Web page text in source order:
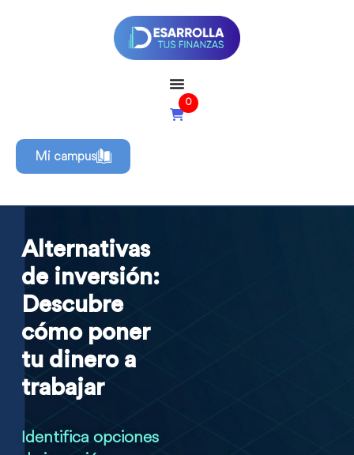
0
Mi campus
Alternativas
de inversión:
Descubre
cómo poner
tu dinero a
trabajar
Identifica opciones